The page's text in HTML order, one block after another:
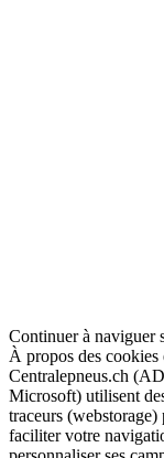
Continuer à naviguer
À propos des cookies
Centralepneus.ch
Microsoft) utilisent
traceurs
faciliter votre